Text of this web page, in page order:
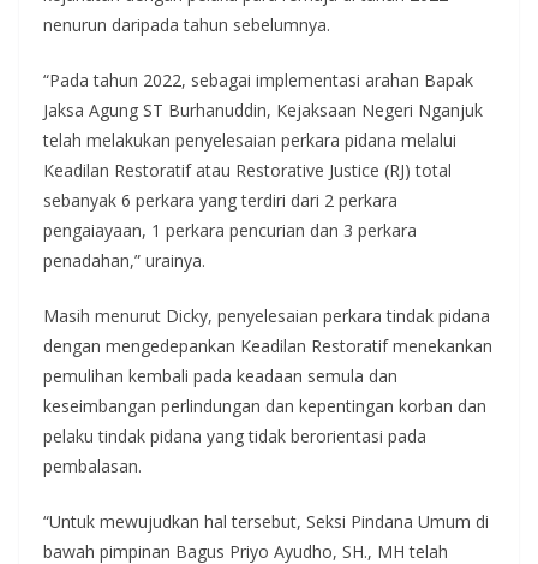
nenurun daripada tahun sebelumnya.
“Pada tahun 2022, sebagai implementasi arahan Bapak
Jaksa Agung ST Burhanuddin, Kejaksaan Negeri Nganjuk
telah melakukan penyelesaian perkara pidana melalui
Keadilan Restoratif atau Restorative Justice (RJ) total
sebanyak 6 perkara yang terdiri dari 2 perkara
pengaiayaan, 1 perkara pencurian dan 3 perkara
penadahan,” urainya.
Masih menurut Dicky, penyelesaian perkara tindak pidana
dengan mengedepankan Keadilan Restoratif menekankan
pemulihan kembali pada keadaan semula dan
keseimbangan perlindungan dan kepentingan korban dan
pelaku tindak pidana yang tidak berorientasi pada
pembalasan.
“Untuk mewujudkan hal tersebut, Seksi Pindana Umum di
bawah pimpinan Bagus Priyo Ayudho, SH., MH telah